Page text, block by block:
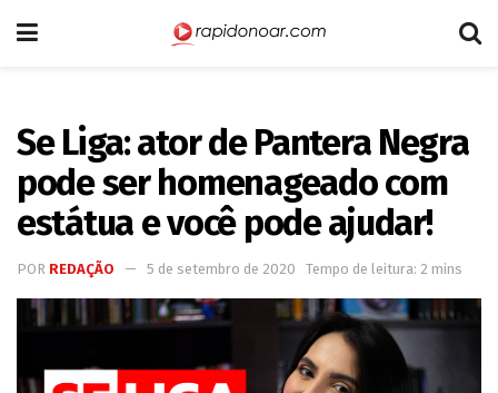
Se Liga: ator de Pantera Negra
pode ser homenageado com
estátua e você pode ajudar!
POR REDAÇÃO 5 de setembro de 2020 Tempo de leitura: 2 mins